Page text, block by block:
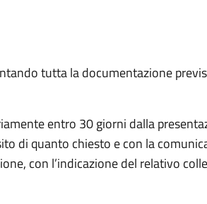
tutta la documentazione
entro 30 giorni dalla
di quanto chiesto e con la
con l’indicazione del relativo